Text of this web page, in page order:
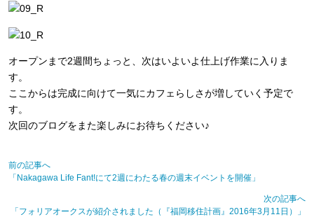
オープンまで2週間ちょっと、次はいよいよ仕上げ作業に入りま
す。
ここからは完成に向けて一気にカフェらしさが増していく予定で
す。
次回のブログをまた楽しみにお待ちください♪
前の記事へ
「Nakagawa Life Fant!にて2週にわたる春の週末イベントを開催」
次の記事へ
「フォリアオークスが紹介されました（『福岡移住計画』2016年3月11日）」